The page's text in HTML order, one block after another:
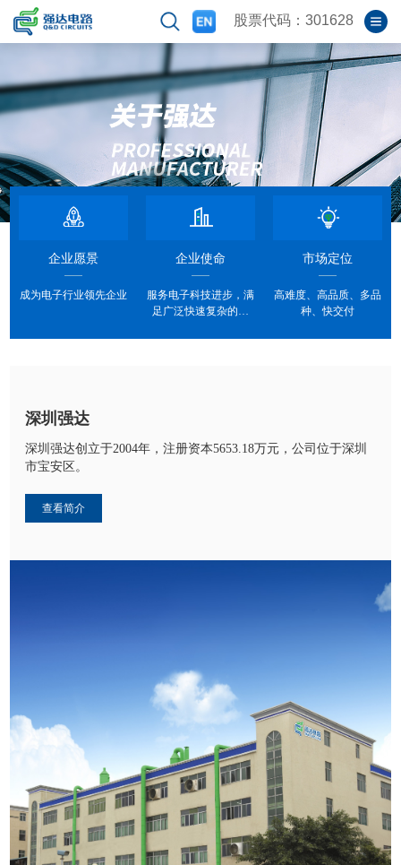
股票代码：301628
企业愿景
成为电子行业领先企业
企业使命
服务电子科技进步，满
足广泛快速复杂的挑
市场定位
高难度、高品质、多品
种、快交付
深圳强达
深圳强达创立于2004年，注册资本5653.18万元，公司位于深圳
市宝安区。
查看简介